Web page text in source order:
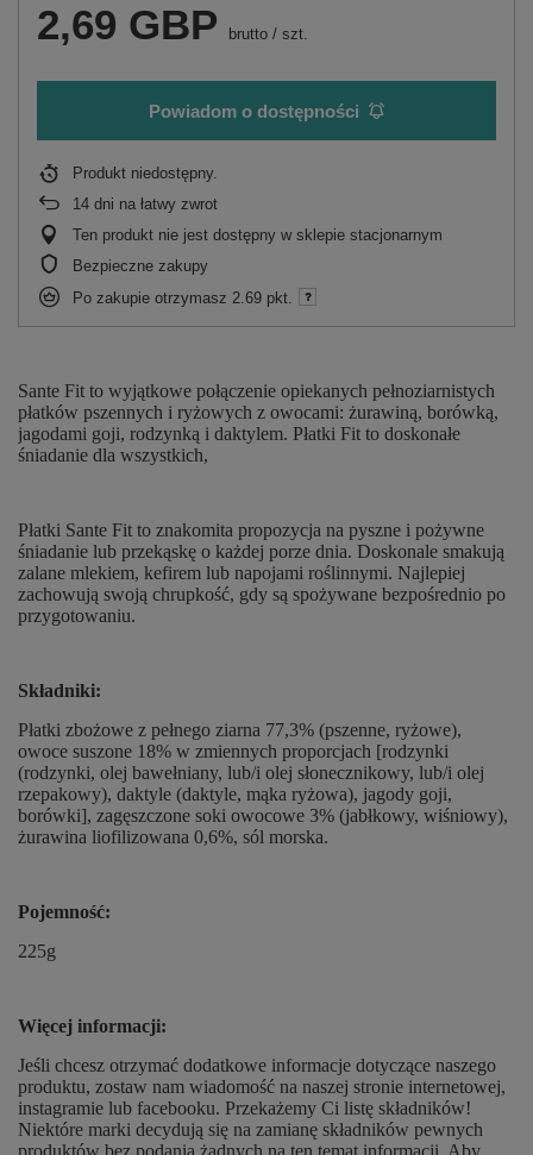
2,69 GBP brutto / szt.
Powiadom o dostępności
Produkt niedostępny
14 dni na łatwy zwrot
Ten produkt nie jest dostępny w sklepie stacjonarnym
Bezpieczne zakupy
Po zakupie otrzymasz 2.69 pkt.
Sante Fit to wyjątkowe połączenie opiekanych pełnoziarnistych
płatków pszennych i ryżowych z owocami: żurawiną, borówką,
jagodami goji, rodzynką i daktylem. Płatki Fit to doskonałe
śniadanie dla wszystkich,
Płatki Sante Fit to znakomita propozycja na pyszne i pożywne
śniadanie lub przekąskę o każdej porze dnia. Doskonale smakują
zalane mlekiem, kefirem lub napojami roślinnymi. Najlepiej
zachowują swoją chrupkość, gdy są spożywane bezpośrednio po
przygotowaniu.
Składniki:
Płatki zbożowe z pełnego ziarna 77,3% (pszenne, ryżowe),
owoce suszone 18% w zmiennych proporcjach [rodzynki
(rodzynki, olej bawełniany, lub/i olej słonecznikowy, lub/i olej
rzepakowy), daktyle (daktyle, mąka ryżowa), jagody goji,
borówki], zagęszczone soki owocowe 3% (jabłkowy, wiśniowy),
żurawina liofilizowana 0,6%, sól morska.
Pojemność:
225g
Więcej informacji:
Jeśli chcesz otrzymać dodatkowe informacje dotyczące naszego
produktu, zostaw nam wiadomość na naszej stronie internetowej,
instagramie lub facebooku. Przekażemy Ci listę składników!
Niektóre marki decydują się na zamianę składników pewnych
produktów bez podania żadnych na ten temat informacji. Aby